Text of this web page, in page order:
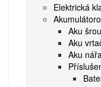
Elektrická
Aku
Aku
Aku